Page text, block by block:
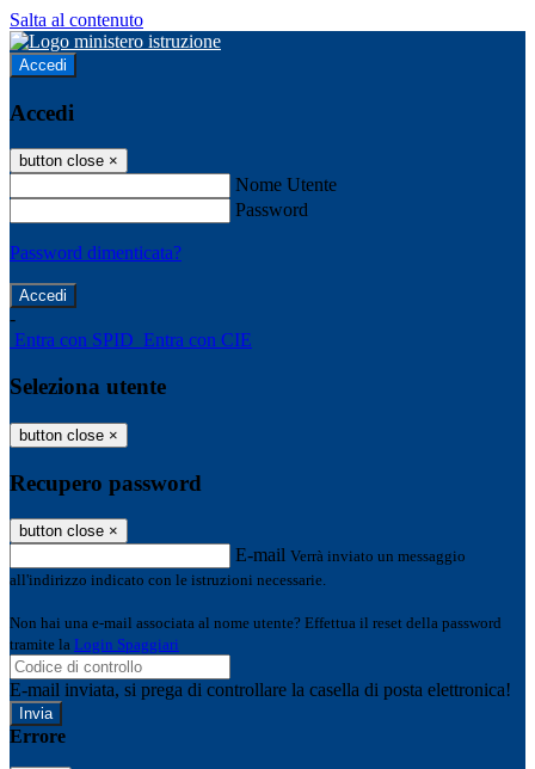
Salta al contenuto
Accedi
Accedi
button close ×
Nome Utente
Password
Password dimenticata?
-
Entra con SPID Entra con CIE
Seleziona utente
button close ×
Recupero password
button close ×
E-mail Verrà inviato un messaggio
all'indirizzo indicato con le istruzioni necessarie.
Non hai una e-mail associata al nome utente? Effettua il reset della password
tramite la Login Spaggiari
E-mail inviata, si prega di controllare la casella di posta elettronica!
Errore